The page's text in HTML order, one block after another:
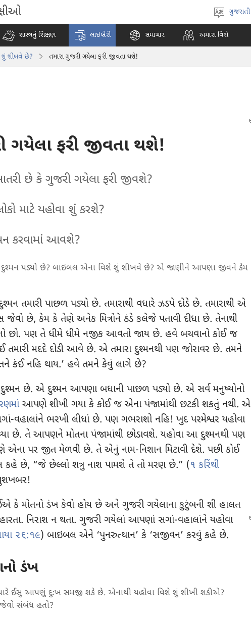
ભાષા
ગુજરાતી
શાસ્ત્રનું શિક્ષણ લાઇબ્રેરી સમાચાર અમારા વિશે
શું શીખવે છે? તમારા ગુજરી ગયેલા ફરી જીવતા થશે!
ગયેલા ફરી જીવતા થશે!
છે કે ગુજરી ગયેલા ફરી જીવશે?
માટે યહોવા શું કરશે?
કરવામાં આવશે?
પડ્યો છે? બાઇબલ એના વિશે શું શીખવે છે? એ જાણીને આપણા જીવને કેમ
તમારી પાછળ પડ્યો છે. તમારાથી વધારે ઝડપે દોડે છે. તમારાથી એ
જેવો છે, કેમ કે તેણે અનેક મિત્રોને ઠંડે કલેજે પતાવી દીધા છે. તેનાથી
છો. પણ તે ધીમે ધીમે નજીક આવતો જાય છે. હવે બચવાનો કોઈ જ
તમારી મદદે દોડી આવે છે. એ તમારા દુશ્મનથી પણ જોરાવર છે. તમને
કંઈ નહિ થાય.’ હવે તમને કેવું લાગે છે?
છે. એ દુશ્મન આપણા બધાની પાછળ પડ્યો છે. એ સર્વ મનુષ્યોનો
આપણે શીખી ગયા કે કોઈ જ એના પંજામાંથી છટકી શકતું નથી. એ
વહાલાંને ભરખી લીધાં છે. પણ ગભરાશો નહિ! ખુદ પરમેશ્વર યહોવા
છે. તે આપણને મોતના પંજામાંથી છોડાવશે. યહોવા આ દુશ્મનથી પણ
એના પર જીત મેળવી છે. તે એનું નામ-નિશાન મિટાવી દેશે. પછી કોઈ
છે, “જે છેલ્લો શત્રુ નાશ પામશે તે તો મરણ છે.” (૧ કરિંથી
કે મોતનો ડંખ કેવો હોય છે અને ગુજરી ગયેલાના કુટુંબની શી હાલત
નિરાશ ન થતા. ગુજરી ગયેલાં આપણાં સગાં-વહાલાંને યહોવા
૨૬:૧૯) બાઇબલ એને ‘પુનરુત્થાન’ કે ‘સજીવન’ કરવું કહે છે.
ડંખ
ઈસુ આપણું દુઃખ સમજી શકે છે. એનાથી યહોવા વિશે શું શીખી શકીએ?
સંબંધ હતો?